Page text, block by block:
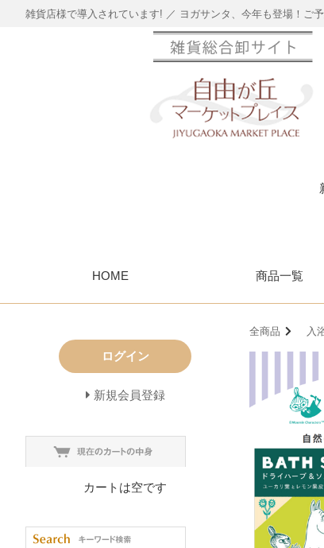
雑貨店様で導入されています! ／ ヨガサンタ、今年も登場！ご
HOME 商品一覧
全商品 入
ログイン
新規会員登録
カートは空です